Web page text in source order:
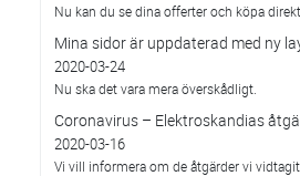
Nu kan du se dina offerter och köpa direkt.
Mina sidor är uppdaterad med ny
2020-03-24
Nu ska det vara mera överskådligt.
Coronavirus – Elektroskandias
2020-03-16
Vi vill informera om de åtgärder vi